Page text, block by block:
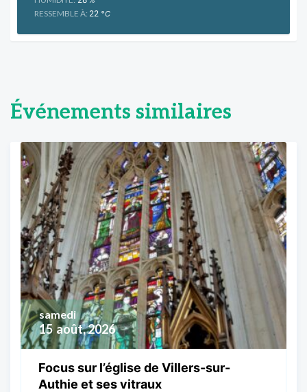
RESSEMBLE À: 22 °C
Événements similaires
15 août, 2026
samedi
Focus sur l’église de Villers-sur-
Authie et ses vitraux